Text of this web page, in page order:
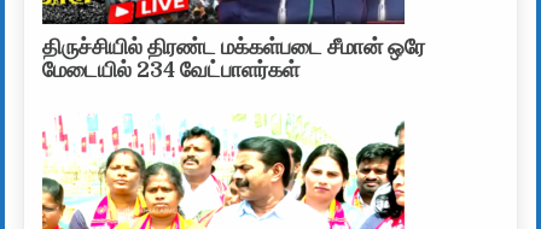
திருச்சியில் திரண்ட மக்கள்படை சீமான் ஒரே
மேடையில் 234 வேட்பாளர்கள்